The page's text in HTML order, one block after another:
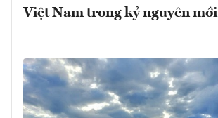
Việt Nam trong kỷ nguyên mới